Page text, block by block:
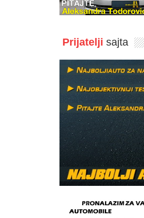
Prijatelji sajta